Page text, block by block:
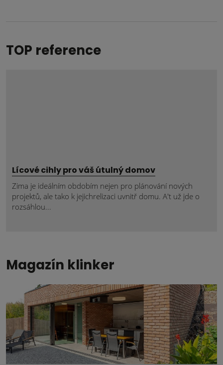
TOP reference
Lícové cihly pro váš útulný domov
Zima je ideálním obdobím nejen pro plánování nových
projektů, ale tako k jejichrelizaci uvnitř domu. A't už jde o
rozsáhlou...
Magazín klinker